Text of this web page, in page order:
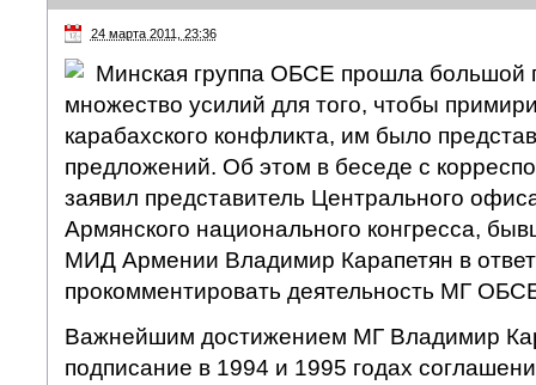
24 марта 2011, 23:36
Минская группа ОБСЕ прошла большой
множество усилий для того, чтобы
карабахского конфликта, им было
предложений. Об этом в беседе с
заявил представитель Центрального
Армянского национального конгресса,
МИД Армении Владимир Карапетян в
прокомментировать деятельность МГ
Важнейшим достижением МГ Владимир
подписание в 1994 и 1995 годах